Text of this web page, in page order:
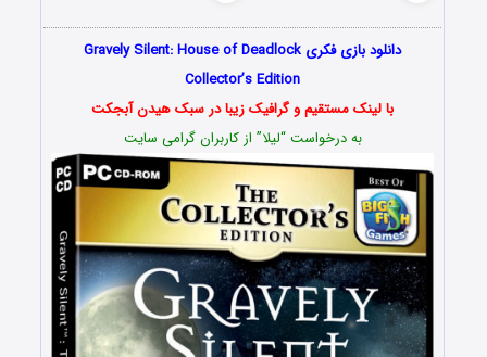
دانلود بازی فکری Gravely Silent: House of Deadlock
Collector’s Edition
با لینک مستقیم و گرافیک زیبا در سبک هیدن آبجکت
به درخواست “لیلا” از کاربران گرامی سایت